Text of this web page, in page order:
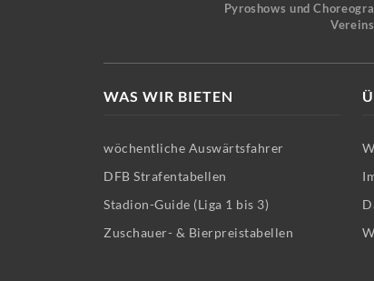
Pyroshows und
WAS WIR BIETEN
wöchentliche Auswärtsfahrer
DFB Strafentabellen
Stadion-Guide (Liga 1 bis 3)
Zuschauer- & Bierpreistabellen